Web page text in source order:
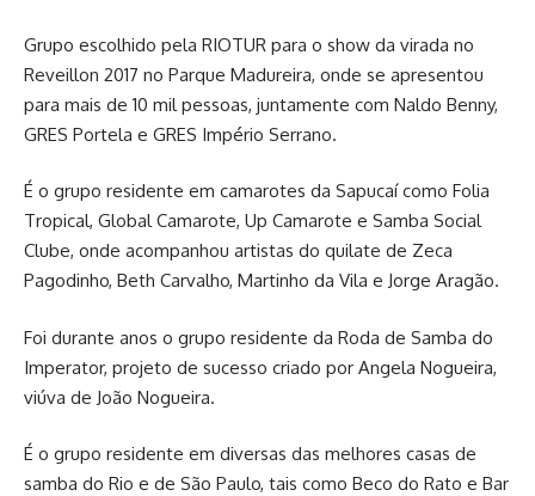
Grupo escolhido pela RIOTUR para o show da virada no
Reveillon 2017 no Parque Madureira, onde se apresentou
para mais de 10 mil pessoas, juntamente com Naldo Benny,
GRES Portela e GRES Império Serrano.
É o grupo residente em camarotes da Sapucaí como Folia
Tropical, Global Camarote, Up Camarote e Samba Social
Clube, onde acompanhou artistas do quilate de Zeca
Pagodinho, Beth Carvalho, Martinho da Vila e Jorge Aragão.
Foi durante anos o grupo residente da Roda de Samba do
Imperator, projeto de sucesso criado por Angela Nogueira,
viúva de João Nogueira.
É o grupo residente em diversas das melhores casas de
samba do Rio e de São Paulo, tais como Beco do Rato e Bar